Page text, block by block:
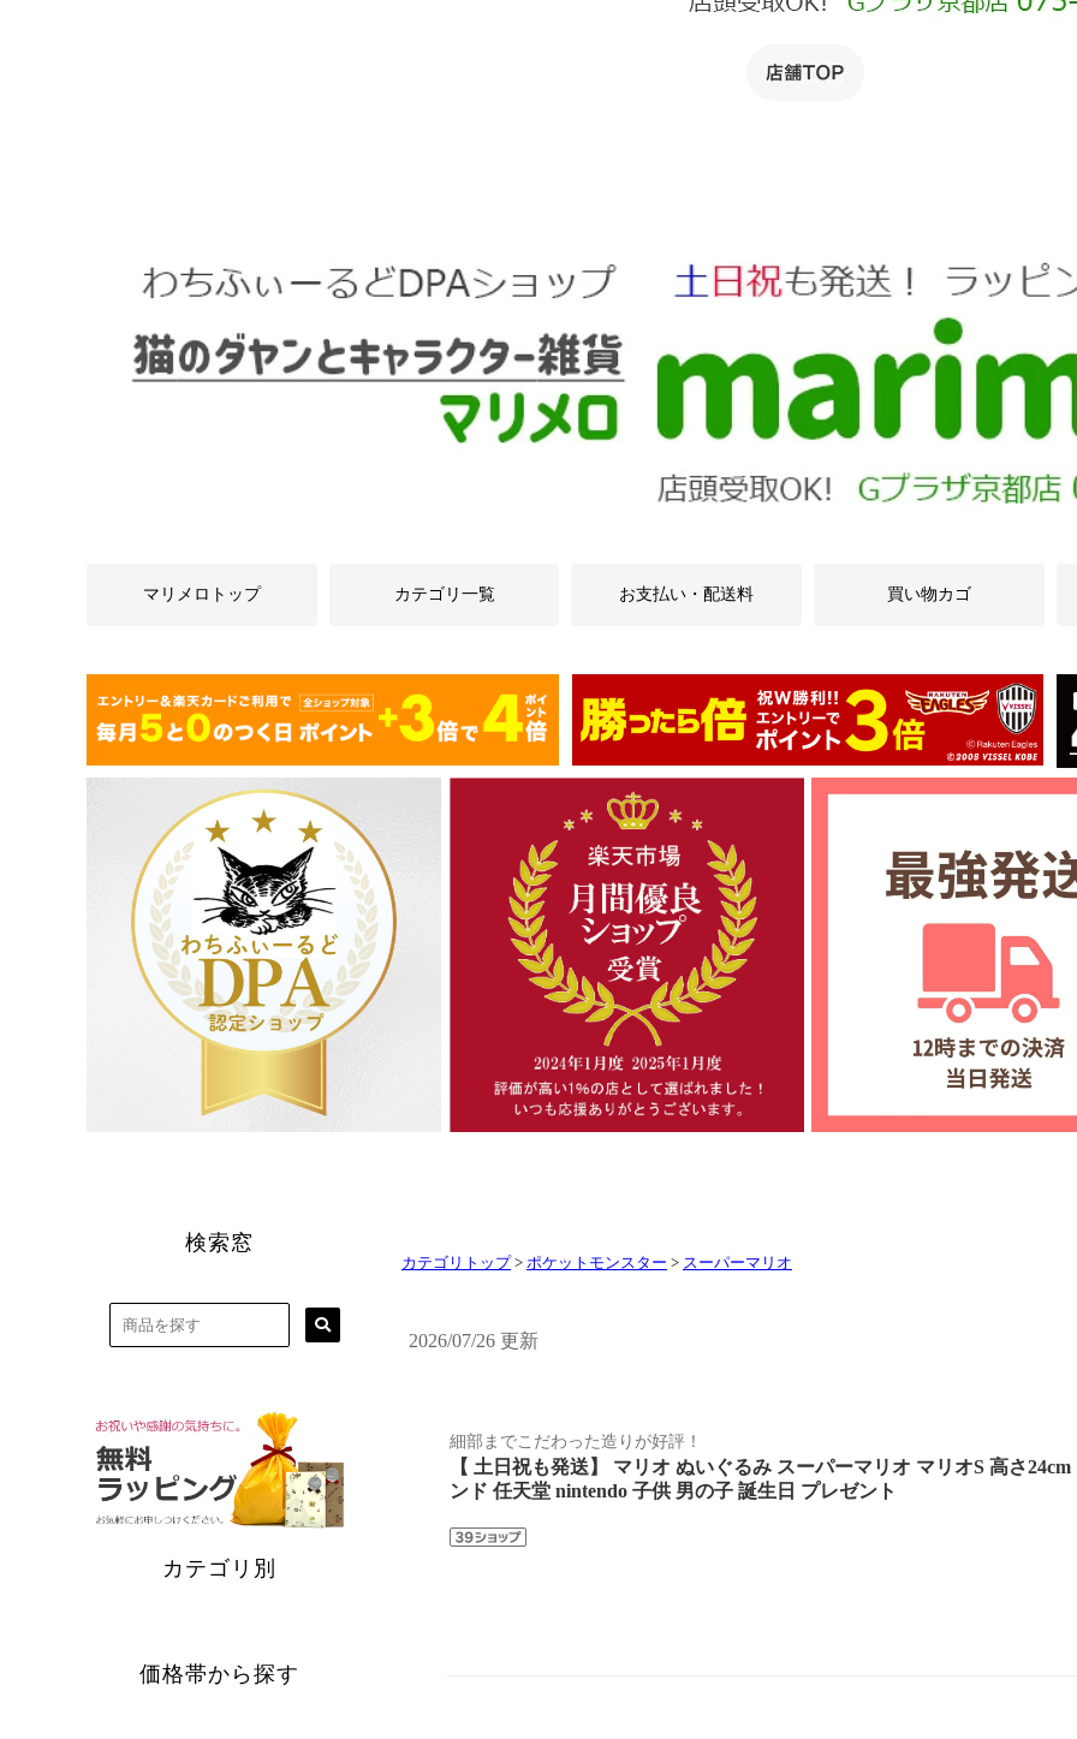
カテゴリトップ > ポケットモンスター > スーパーマリオ
2026/07/26 更新
細部までこだわった造りが好評！
【 土日祝も発送】 マリオ ぬいぐるみ スーパーマリオ マリオS 高さ
ンド 任天堂 nintendo 子供 男の子 誕生日 プレゼント